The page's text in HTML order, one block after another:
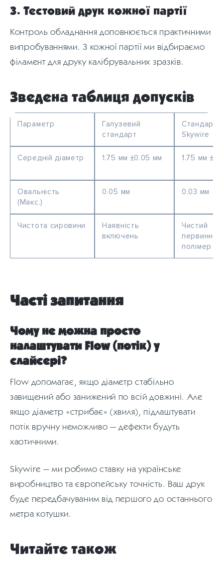
3. Тестовий друк кожної партії
Контроль обладнання доповнюється практичними
випробуваннями. З кожної партії ми відбираємо
філамент для друку калібрувальних зразків.
Зведена таблиця допусків
Параметр
Галузевий
стандарт
Стандарт
Skywire
Середній діаметр 1.75 мм ±0.05 мм 1.75 мм
Овальність
(Макс.)
0.05 мм 0.03 мм
Чистота сировини
Наявність
включень
Чистий
первинний
полімер
Часті запитання
Чому не можна просто
налаштувати Flow (потік) у
слайсері?
Flow допомагає, якщо діаметр стабільно
завищений або занижений по всій довжині. Але
якщо діаметр «стрибає» (хвиля), підлаштувати
потік вручну неможливо — дефекти будуть
хаотичними.
Skywire — ми робимо ставку на українське
виробництво та європейську точність. Ваш друк
буде передбачуваним від першого до останнього
метра котушки.
Читайте також